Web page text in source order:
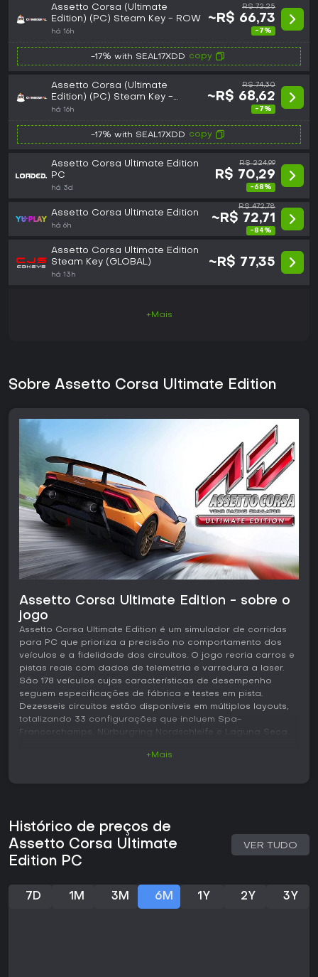
Assetto Corsa (Ultimate
Edition) (PC) Steam Key - ROW
há 16h
R$ 72,25
~R$ 66,73
-7%
-17% with SEAL17XDD copy
Assetto Corsa (Ultimate
Edition) (PC) Steam Key -
GLOBAL
há 16h
R$ 74,30
~R$ 68,62
-7%
-17% with SEAL17XDD copy
Assetto Corsa Ultimate Edition
PC
há 3d
R$ 224,99
R$ 70,29
-68%
Assetto Corsa Ultimate Edition
há 6h
R$ 472,78
~R$ 72,71
-84%
Assetto Corsa Ultimate Edition
Steam Key (GLOBAL)
há 13h
~R$ 77,35
+Mais
Sobre Assetto Corsa Ultimate Edition
Assetto Corsa Ultimate Edition - sobre o
jogo
Assetto Corsa Ultimate Edition é um simulador de corridas
para PC que prioriza a precisão no comportamento dos
veículos e a fidelidade dos circuitos. O jogo recria carros e
pistas reais com dados de telemetria e varredura a laser.
São 178 veículos cujas características de desempenho
seguem especificações de fábrica e testes em pista.
Dezesseis circuitos estão disponíveis em múltiplos layouts,
totalizando 33 configurações que incluem Spa-
Francorchamps, Nürburgring Nordschleife e Laguna Seca.
diretamente a aderência e os tempos de volta. É possível
ajustar cambagem, convergência e altura do carro
conforme o gosto do piloto ou as condições da pista.
Existem quatro perfis de assistência e uma opção
gradual do pilotagem assistida até o modo simulação pura.
+Mais
Histórico de preços de
Assetto Corsa Ultimate
Edition PC
VER TUDO
7D 1M 3M 6M 1Y 2Y 3Y